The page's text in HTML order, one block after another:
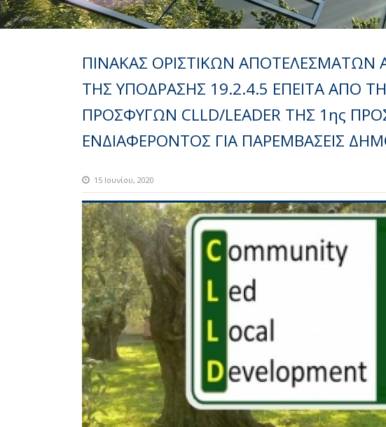
ΠΙΝΑΚΑΣ ΟΡΙΣΤΙΚΩΝ ΑΠΟΤΕΛΕΣΜΑΤΩΝ
ΤΗΣ ΥΠΟΔΡΑΣΗΣ 19.2.4.5 ΕΠΕΙΤΑ ΑΠΟ
ΠΡΟΣΦΥΓΩΝ CLLD/LEADER ΤΗΣ 1ης
ΕΝΔΙΑΦΕΡΟΝΤΟΣ ΓΙΑ ΠΑΡΕΜΒΑΣΕΙΣ
15 Ιουνίου, 2020